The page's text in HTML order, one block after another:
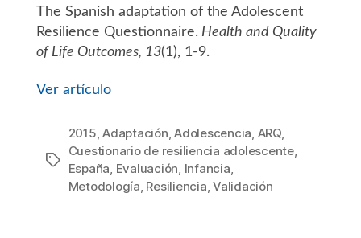
The Spanish adaptation of the Adolescent
Resilience Questionnaire. Health and Quality
of Life Outcomes, 13(1), 1-9.
Ver artículo
Etiquetas
2015,Adaptación,Adolescencia, ARQ,
Cuestionario de resiliencia adolescente,
España, Evaluación, Infancia,
Metodología, Resiliencia,Validación